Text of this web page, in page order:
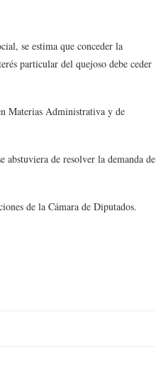
se estima que conceder la
particular del quejoso debe ceder
Materias Administrativa y de
abstuviera de resolver la demanda de
de la Cámara de Diputados.